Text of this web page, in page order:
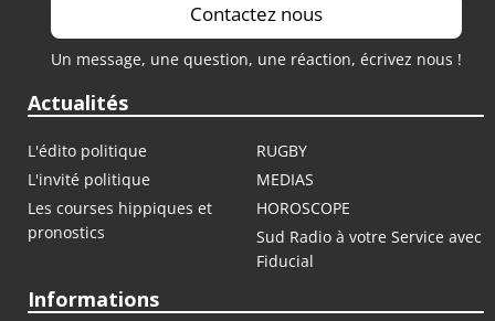
Contactez nous
Un message, une question, une réaction, écrivez nous !
Actualités
L'édito politique
RUGBY
L'invité politique
MEDIAS
Les courses hippiques et
pronostics
HOROSCOPE
Sud Radio à votre Service avec
Fiducial
Informations